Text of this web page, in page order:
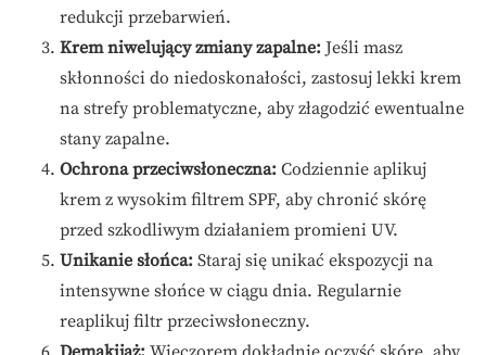
redukcji przebarwień.
Krem niwelujący zmiany zapalne: Jeśli masz
skłonności do niedoskonałości, zastosuj lekki krem
na strefy problematyczne, aby złagodzić ewentualne
stany zapalne.
Ochrona przeciwsłoneczna: Codziennie aplikuj
krem z wysokim filtrem SPF, aby chronić skórę
przed szkodliwym działaniem promieni UV.
Unikanie słońca: Staraj się unikać ekspozycji na
intensywne słońce w ciągu dnia. Regularnie
reaplikuj filtr przeciwsłoneczny.